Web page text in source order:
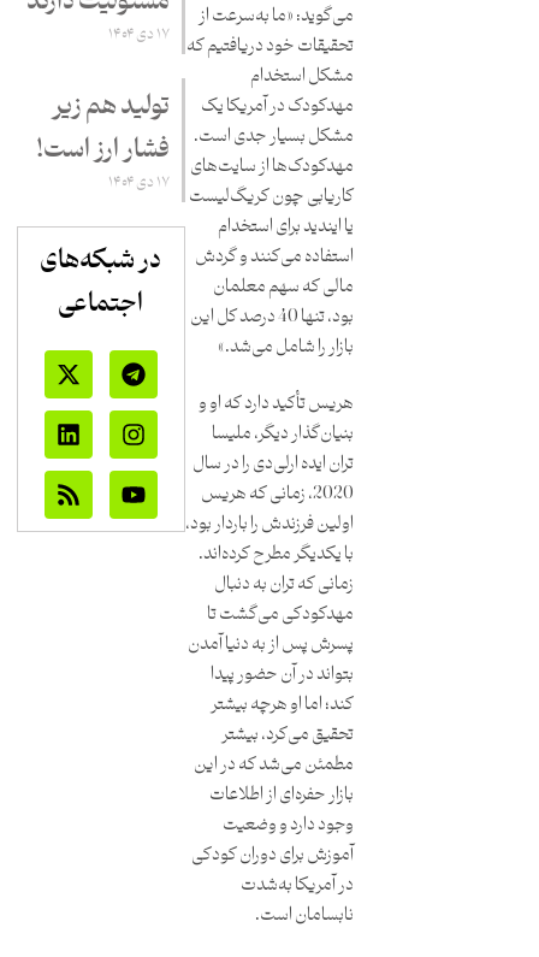
می‌گوید: «ما به‌سرعت از
تحقیقات خود دریافتیم که
مشکل استخدام
مهدکودک در آمریکا یک
مشکل بسیار جدی است.
مهدکودک‌ها از سایت‌های
کاریابی چون کریگ‌لیست
یا ایندید برای استخدام
استفاده می‌کنند و گردش
مالی که سهم معلمان
بود، تنها 40 درصد کل این
بازار را شامل می‌شد.»
هریس تأکید دارد که او و
بنیان‌گذار دیگر، ملیسا
تران ایده ارلی‌دی را در سال
2020، زمانی که هریس
اولین فرزندش را باردار بود،
با یکدیگر مطرح کرده‌اند.
زمانی که تران به دنبال
مهدکودکی می‌گشت تا
پسرش پس از به دنیا آمدن
بتواند در آن حضور پیدا
کند؛ اما او هرچه بیشتر
تحقیق می‌کرد، بیشتر
مطمئن می‌شد که در این
بازار حفره‌ای از اطلاعات
وجود دارد و وضعیت
آموزش برای دوران کودکی
در آمریکا به‌شدت
نابسامان است.
۱۷ دی ۱۴۰۴
تولید هم زیر
فشار ارز است!
۱۷ دی ۱۴۰۴
در شبکه‌های
اجتماعی